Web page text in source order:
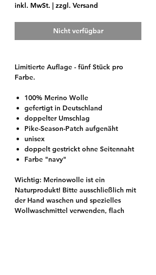
inkl. MwSt. | zzgl. Versand
Nicht verfügbar
Limitierte Auflage - fünf Stück pro
Farbe.
100% Merino Wolle
gefertigt in Deutschland
doppelter Umschlag
Pike-Season-Patch aufgenäht
unisex
doppelt gestrickt ohne Seitennaht
Farbe "navy"
Wichtig: Merinowolle ist ein
Naturprodukt! Bitte ausschließlich mit
der Hand waschen und spezielles
Wollwaschmittel verwenden, flach